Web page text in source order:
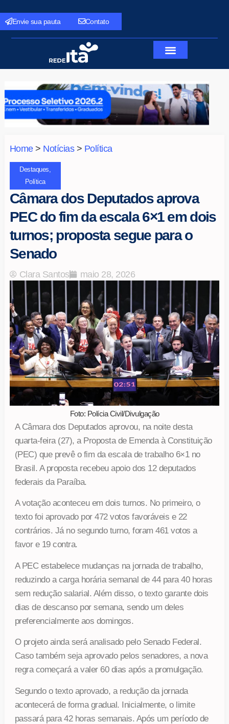
Envie sua pauta Contato
Home> Notícias> Política
Destaques
Política
Câmara dos Deputados aprova
PEC do fim da escala 6×1 em dois
turnos; proposta segue para o
Senado
Clara Santos maio 28, 2026
Foto: Polícia Civil/Divulgação
A Câmara dos Deputados aprovou, na noite desta
quarta-feira (27), a Proposta de Emenda à Constituição
(PEC) que prevê o fim da escala de trabalho 6×1 no
Brasil. A proposta recebeu apoio dos 12 deputados
federais da Paraíba.
A votação aconteceu em dois turnos. No primeiro, o
texto foi aprovado por 472 votos favoráveis e 22
contrários. Já no segundo turno, foram 461 votos a
favor e 19 contra.
A PEC estabelece mudanças na jornada de trabalho,
reduzindo a carga horária semanal de 44 para 40 horas
sem redução salarial. Além disso, o texto garante dois
dias de descanso por semana, sendo um deles
preferencialmente aos domingos.
O projeto ainda será analisado pelo Senado Federal.
Caso também seja aprovado pelos senadores, a nova
regra começará a valer 60 dias após a promulgação.
Segundo o texto aprovado, a redução da jornada
acontecerá de forma gradual. Inicialmente, o limite
passará para 42 horas semanais. Após um período de